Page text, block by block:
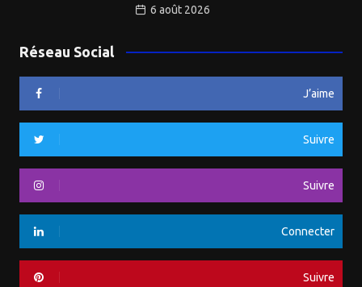
6 août 2026
Réseau Social
J’aime
Suivre
Suivre
Connecter
Suivre